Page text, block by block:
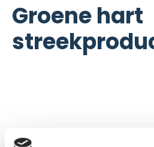
Groene hart